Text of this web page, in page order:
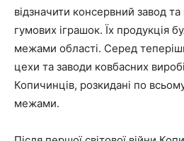
відзначити консервний завод
гумових іграшок. Їх продукція
межами області. Серед
цехи та заводи ковбасних
Копичинців, розкидані по
межами.